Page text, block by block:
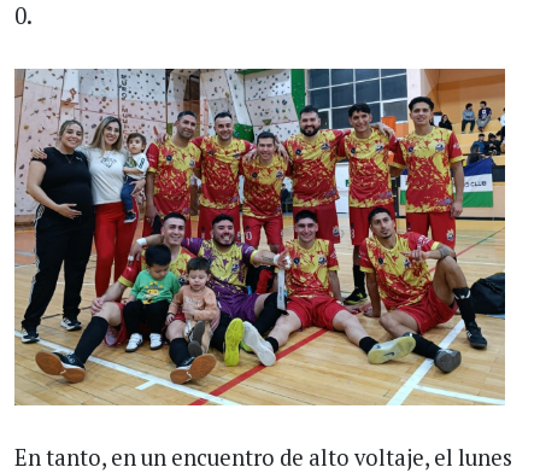
0.
En tanto, en un encuentro de alto voltaje, el lunes